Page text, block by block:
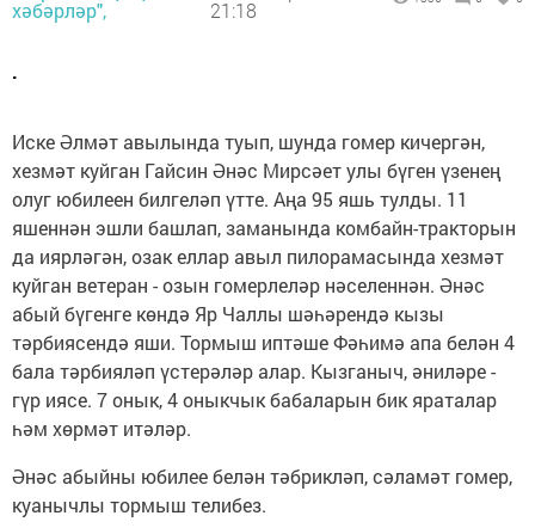
хәбәрләр",
21:18
.
Иске Әлмәт авылында туып, шунда гомер кичергән,
хезмәт куйган Гайсин Әнәс Мирсәет улы бүген үзенең
олуг юбилеен билгеләп үтте. Аңа 95 яшь тулды. 11
яшеннән эшли башлап, заманында комбайн-тракторын
да иярләгән, озак еллар авыл пилорамасында хезмәт
куйган ветеран - озын гомерлеләр нәселеннән. Әнәс
абый бүгенге көндә Яр Чаллы шәһәрендә кызы
тәрбиясендә яши. Тормыш иптәше Фәһимә апа белән 4
бала тәрбияләп үстерәләр алар. Кызганыч, әниләре -
гүр иясе. 7 онык, 4 оныкчык бабаларын бик яраталар
һәм хөрмәт итәләр.
Әнәс абыйны юбилее белән тәбрикләп, сәламәт гомер,
куанычлы тормыш телибез.